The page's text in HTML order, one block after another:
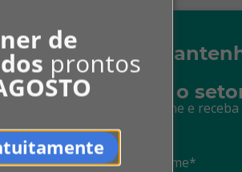
de
prontos
Ver mais
o
Assine e
Nome*